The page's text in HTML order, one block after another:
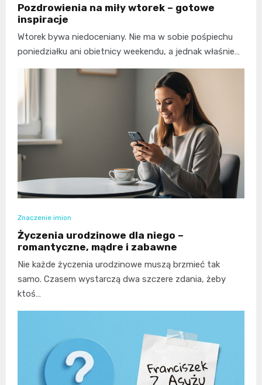
Pozdrowienia na miły wtorek – gotowe
inspiracje
Wtorek bywa niedoceniany. Nie ma w sobie pośpiechu
poniedziałku ani obietnicy weekendu, a jednak właśnie…
Znaczenie imion
Życzenia urodzinowe dla niego –
romantyczne, mądre i zabawne
Nie każde życzenia urodzinowe muszą brzmieć tak
samo. Czasem wystarczą dwa szczere zdania, żeby
ktoś…